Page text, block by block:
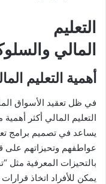
التعليم
المالي
أهمية التعليم
في ظل تعقيد الأسواق
التعليم المالي أكثر
يساعد في تصميم برامج
عواطفهم وتحيزاتهم على
بالتحيزات المعرفية مثل
يمكن للأفراد اتخاذ